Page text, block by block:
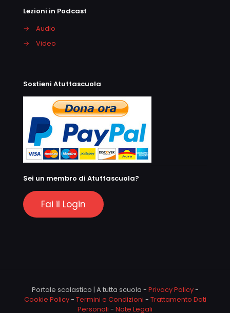
Lezioni in Podcast
→
Audio
→
Video
Sostieni Atuttascuola
Sei un membro di Atuttascuola?
Fai il Login
Portale scolastico | A tutta scuola - Privacy Policy-
Cookie Policy- Termini e Condizioni - Trattamento Dati
Personali - Note Legali